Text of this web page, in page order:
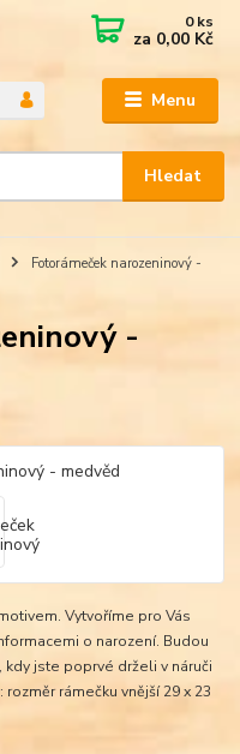
Menu
Hledat
0ks
za 0,00 Kč
Fotorámeček narozeninový -
-
Vytvoříme pro Vás
o narození. Budou
jste poprvé drželi v náruči
rámečku vnější 29 x 23